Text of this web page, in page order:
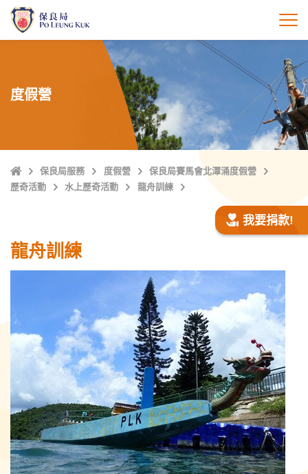
打
度假營
主
頁
保良局服務 度假營
保良局賽馬會北潭涌度假營
歷奇活動
水上歷奇活動 龍舟訓練
我要捐款!
龍舟訓練